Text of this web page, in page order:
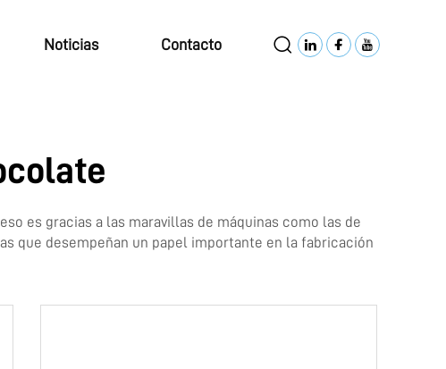
Noticias Contacto
es gracias a las maravillas de máquinas como las de
que desempeñan un papel importante en la fabricación